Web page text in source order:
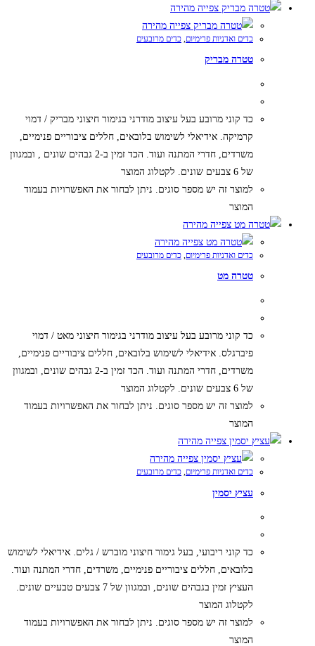
צפייה מהירה
צפייה מהירה
כדים ואדניות פרימיום כדים מרובעים
טטרה מבריק
כד קוני מרובע בעל עיצוב מודרני בגימור חיצוני מבריק / דמוי
קרמיקה. אידיאלי לשימוש בלובאים, חללים ציבוריים פנימיים,
משרדים, חדרי המתנה ועוד. הכד זמין ב-2 גבהים שונים , ובמגוון
של 6 צבעים שונים. לקטלוג המוצר
למוצר זה יש מספר סוגים. ניתן לבחור את האפשרויות בעמוד
המוצר
צפייה מהירה
צפייה מהירה
כדים ואדניות פרימיום, כדים מרובעים
טטרה מט
כד קוני מרובע בעל עיצוב מודרני בגימור חיצוני מאט / דמוי
פיברגלס. אידיאלי לשימוש בלובאים, חללים ציבוריים פנימיים,
משרדים, חדרי המתנה ועוד. הכד זמין ב-2 גבהים שונים, ובמגוון
של 6 צבעים שונים. לקטלוג המוצר
למוצר זה יש מספר סוגים. ניתן לבחור את האפשרויות בעמוד
המוצר
צפייה מהירה
צפייה מהירה
כדים ואדניות פרימיום, כדים מרובעים
עציץ יסמין
כד קוני ריבועי, בעל גימור חיצוני מוברש / גלים. אידיאלי לשימוש
בלובאים, חללים ציבוריים פנימיים, משרדים, חדרי המתנה ועוד.
העציץ זמין בגבהים שונים, ובמגוון של 7 צבעים טבעיים שונים.
לקטלוג המוצר
למוצר זה יש מספר סוגים. ניתן לבחור את האפשרויות בעמוד
המוצר